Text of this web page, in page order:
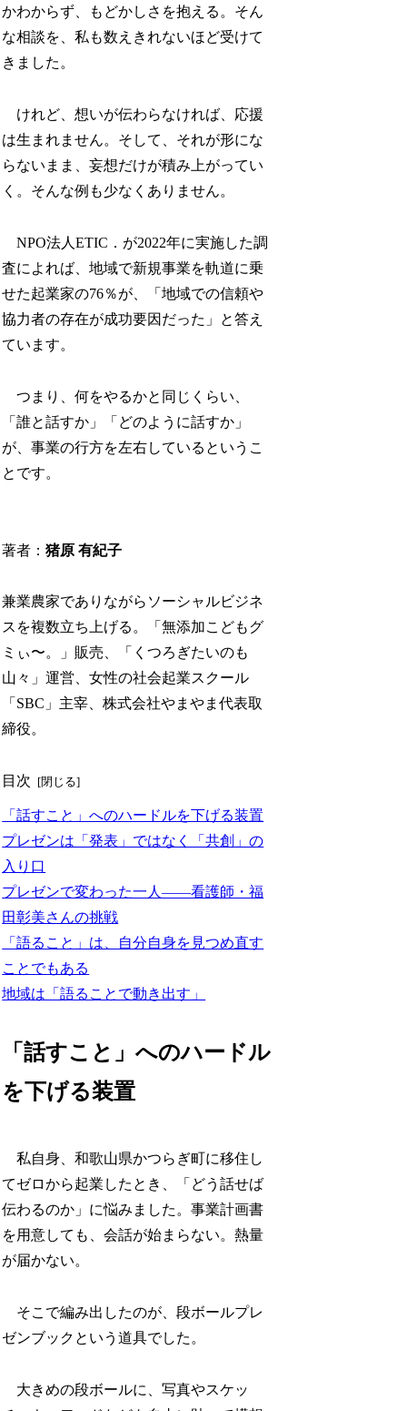
かわからず、もどかしさを抱える。そん
な相談を、私も数えきれないほど受けて
きました。
けれど、想いが伝わらなければ、応援
は生まれません。そして、それが形にな
らないまま、妄想だけが積み上がってい
く。そんな例も少なくありません。
NPO法人ETIC．が2022年に実施した調
査によれば、地域で新規事業を軌道に乗
せた起業家の76％が、「地域での信頼や
協力者の存在が成功要因だった」と答え
ています。
つまり、何をやるかと同じくらい、
「誰と話すか」「どのように話すか」
が、事業の行方を左右しているというこ
とです。
著者：猪原 有紀子
兼業農家でありながらソーシャルビジネ
スを複数立ち上げる。「無添加こどもグ
ミぃ〜。」販売、「くつろぎたいのも
山々」運営、女性の社会起業スクール
「SBC」主宰、株式会社やまやま代表取
締役。
目次
「話すこと」へのハードルを下げる装置
プレゼンは「発表」ではなく「共創」の
入り口
プレゼンで変わった一人——看護師・福
田彰美さんの挑戦
「語ること」は、自分自身を見つめ直す
ことでもある
地域は「語ることで動き出す」
「話すこと」へのハードル
を下げる装置
私自身、和歌山県かつらぎ町に移住し
てゼロから起業したとき、「どう話せば
伝わるのか」に悩みました。事業計画書
を用意しても、会話が始まらない。熱量
が届かない。
そこで編み出したのが、段ボールプレ
ゼンブックという道具でした。
大きめの段ボールに、写真やスケッ